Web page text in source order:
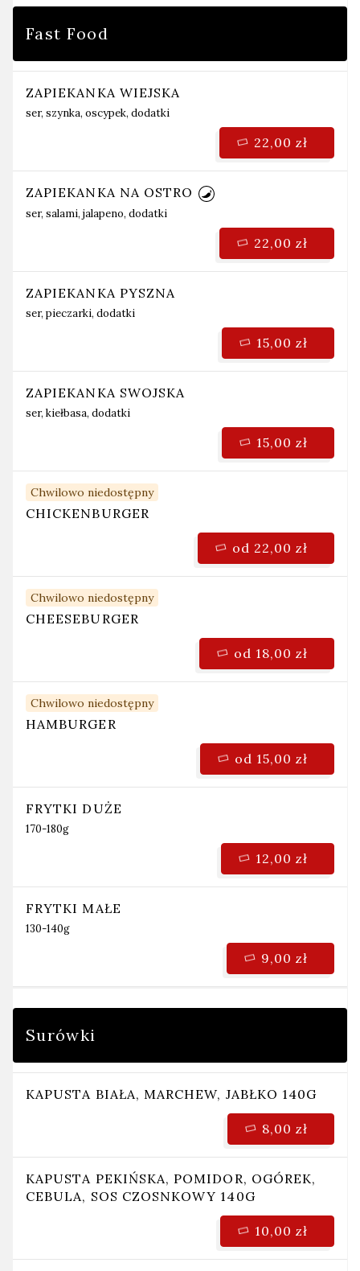
Fast Food
ZAPIEKANKA WIEJSKA
ser, szynka, oscypek, dodatki
ZAPIEKANKA NA OSTRO
ser, salami, jalapeno, dodatki
ZAPIEKANKA PYSZNA
ser, pieczarki, dodatki
ZAPIEKANKA SWOJSKA
ser, kiełbasa, dodatki
Chwilowo niedostępny
CHICKENBURGER
Chwilowo niedostępny
CHEESEBURGER
Chwilowo niedostępny
HAMBURGER
FRYTKI DUŻE
170-180g
FRYTKI MAŁE
130-140g
Surówki
KAPUSTA BIAŁA, MARCHEW, JABŁKO 140G
KAPUSTA PEKIŃSKA, POMIDOR, OGÓREK,
CEBULA, SOS CZOSNKOWY 140G